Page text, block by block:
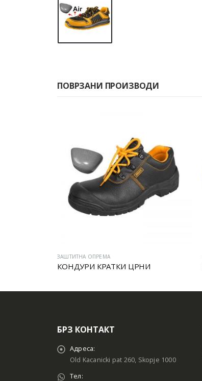
ПОВРЗАНИ ПРОИЗВОДИ
ЗАШТИТНА ОПРЕМА
КОНДУРИ КРАТКИ ЦРНИ
БРЗ КОНТАКТ
Адреса:
Old Kacanicki pat 260, Skopje 1000
Тел: